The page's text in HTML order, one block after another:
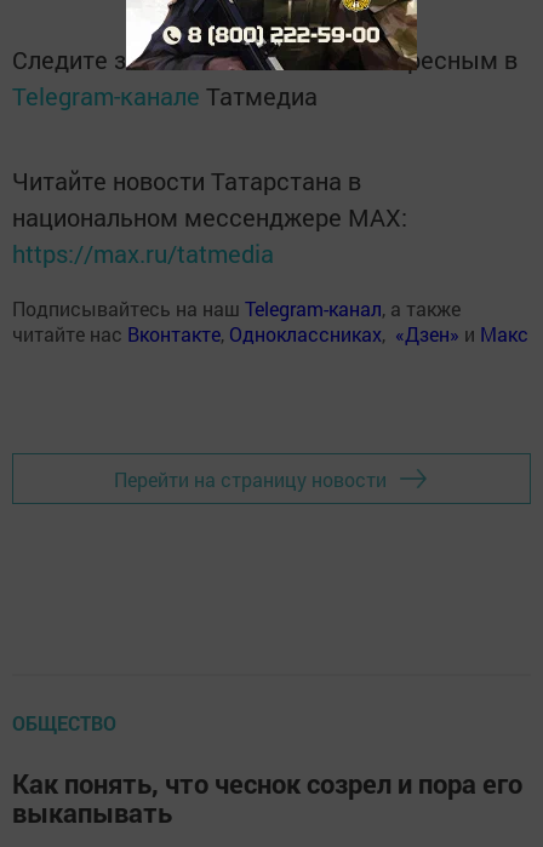
Следите за самым важным и интересным в
Telegram-канале Татмедиа
Читайте новости Татарстана в
национальном мессенджере MАХ:
https://max.ru/tatmedia
Подписывайтесь на наш Telegram-канал, а также
читайте нас Вконтакте, Одноклассниках, «Дзен» и Макс
Перейти на страницу новости
ОБЩЕСТВО
Как понять, что чеснок созрел и пора его
выкапывать